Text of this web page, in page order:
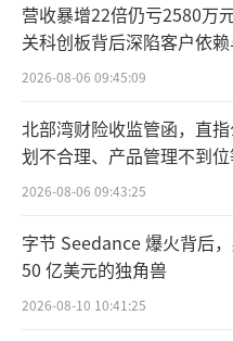
据了解，2024年
场规模约为37.9亿元
状疱疹疫苗行业的
元，2024年至2035
1.5%。
产品。根据灼识咨询
年RSV疫苗市场规模
营收暴增22倍仍亏2580万
关科创板背后深陷客户依
困局
2026-08-06 09:45:09
北部湾财险收监管函，直
划不合理、产品管理不到
点”
2026-08-06 09:43:25
字节 Seedance 爆火背后
50 亿美元的独角兽
2026-08-10 10:41:25